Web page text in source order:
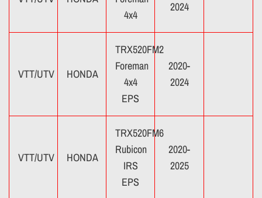
4x4
2024
VTT/UTV HONDA
TRX520FM2
Foreman
4x4
EPS
2020-
2024
VTT/UTV HONDA
TRX520FM6
Rubicon
IRS
EPS
2020-
2025